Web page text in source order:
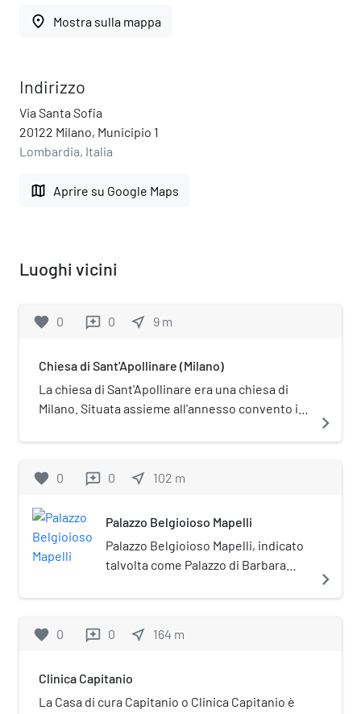
place Mostra sulla mappa
Indirizzo
Via Santa Sofia
20122 Milano, Municipio 1
Lombardia, Italia
map Aprire su Google Maps
Luoghi vicini
favorite 0 reviews 0 near_me 9 m
Chiesa di Sant'Apollinare (Milano)
La chiesa di Sant'Apollinare era una chiesa di
Milano. Situata assieme all'annesso convento in
1782 ed adibito a caserma.
navigate_next
favorite 0 reviews 0 near_me 102 m
Palazzo Belgioioso Mapelli
Palazzo Belgioioso Mapelli, indicato
talvolta come Palazzo di Barbara
Milano situato in via Sant'Eufemia n.
navigate_next
favorite 0 reviews 0 near_me 164 m
Clinica Capitanio
La Casa di cura Capitanio o Clinica Capitanio è